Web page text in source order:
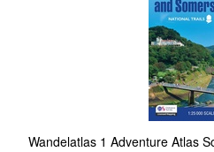
Wandelatlas 1 Adventure Atlas